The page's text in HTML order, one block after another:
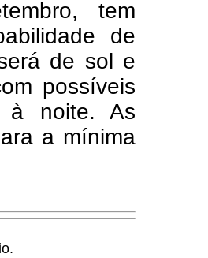
tem
de
de sol e
possíveis
à noite. As
a mínima